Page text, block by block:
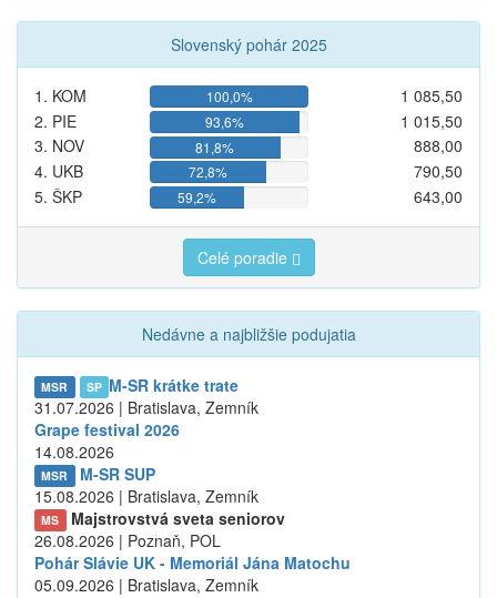
Slovenský pohár 2025
1. KOM 100,0%
1 085,50
2. PIE
93,6%
1 015,50
3. NOV
81,8%
888,00
4. UKB
72,8%
790,50
5. ŠKP
59,2% 643,00
Celé poradie
Nedávne a najbližšie podujatia
MSR SP M-SR krátke trate
31.07.2026 | Bratislava, Zemník
Grape festival 2026
14.08.2026
MSR
M-SR SUP
15.08.2026 | Bratislava, Zemník
MS
Majstrovstvá sveta seniorov
26.08.2026 | Poznaň, POL
Pohár Slávie UK - Memoriál Jána Matochu
05.09.2026 | Bratislava, Zemník